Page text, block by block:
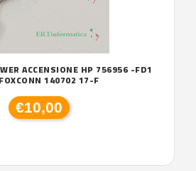
ACCENSIONE HP 756956 -FD1
140702 17-F
€10,00